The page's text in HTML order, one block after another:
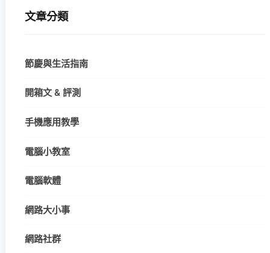
文章分類
節慶與生活指南
開箱文 & 評測
手機應用教學
電腦小教室
電腦軟體
網路大小事
網路社群